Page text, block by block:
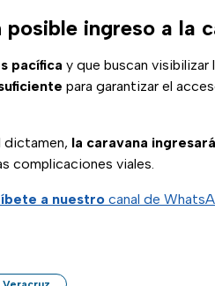
ingreso a la
pacífica y que buscan visibilizar
para garantizar el
dictamen, la caravana
complicaciones viales.
a nuestro canal de